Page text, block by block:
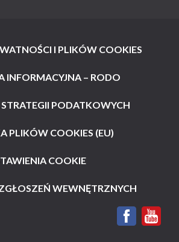
I PLIKÓW COOKIES
INFORMACYJNA – RODO
PODATKOWYCH
PLIKÓW COOKIES (EU)
COOKIE
WEWNĘTRZNYCH